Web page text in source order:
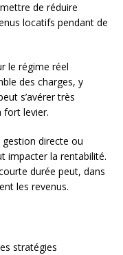
de réduire
locatifs pendant de
le régime réel
des charges, y
s’avérer très
fort levier.
directe ou
impacter la rentabilité.
durée peut, dans
les revenus.
stratégies